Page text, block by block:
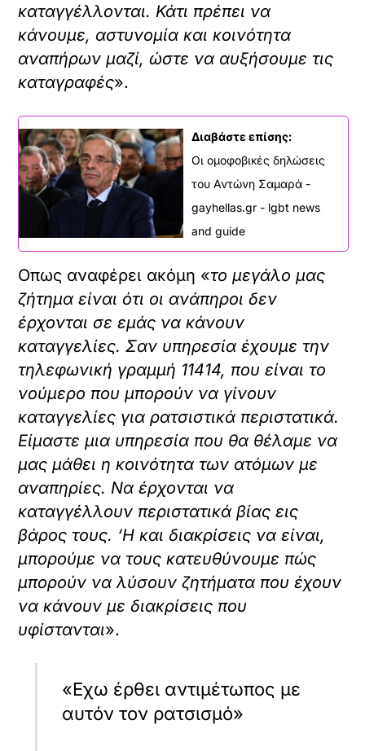
καταγγέλλονται. Κάτι πρέπει να
κάνουμε, αστυνομία και κοινότητα
αναπήρων μαζί, ώστε να αυξήσουμε τις
καταγραφές».
Διαβάστε επίσης:
Οι ομοφοβικές δηλώσεις
του Αντώνη Σαμαρά -
gayhellas.gr - lgbt news
and guide
Οπως αναφέρει ακόμη «το μεγάλο μας
ζήτημα είναι ότι οι ανάπηροι δεν
έρχονται σε εμάς να κάνουν
καταγγελίες. Σαν υπηρεσία έχουμε την
τηλεφωνική γραμμή 11414, που είναι το
νούμερο που μπορούν να γίνουν
καταγγελίες για ρατσιστικά περιστατικά.
Είμαστε μια υπηρεσία που θα θέλαμε να
μας μάθει η κοινότητα των ατόμων με
αναπηρίες. Να έρχονται να
καταγγέλλουν περιστατικά βίας εις
βάρος τους. ‘Η και διακρίσεις να είναι,
μπορούμε να τους κατευθύνουμε πώς
μπορούν να λύσουν ζητήματα που έχουν
να κάνουν με διακρίσεις που
υφίστανται».
«Εχω έρθει αντιμέτωπος με
αυτόν τον ρατσισμό»